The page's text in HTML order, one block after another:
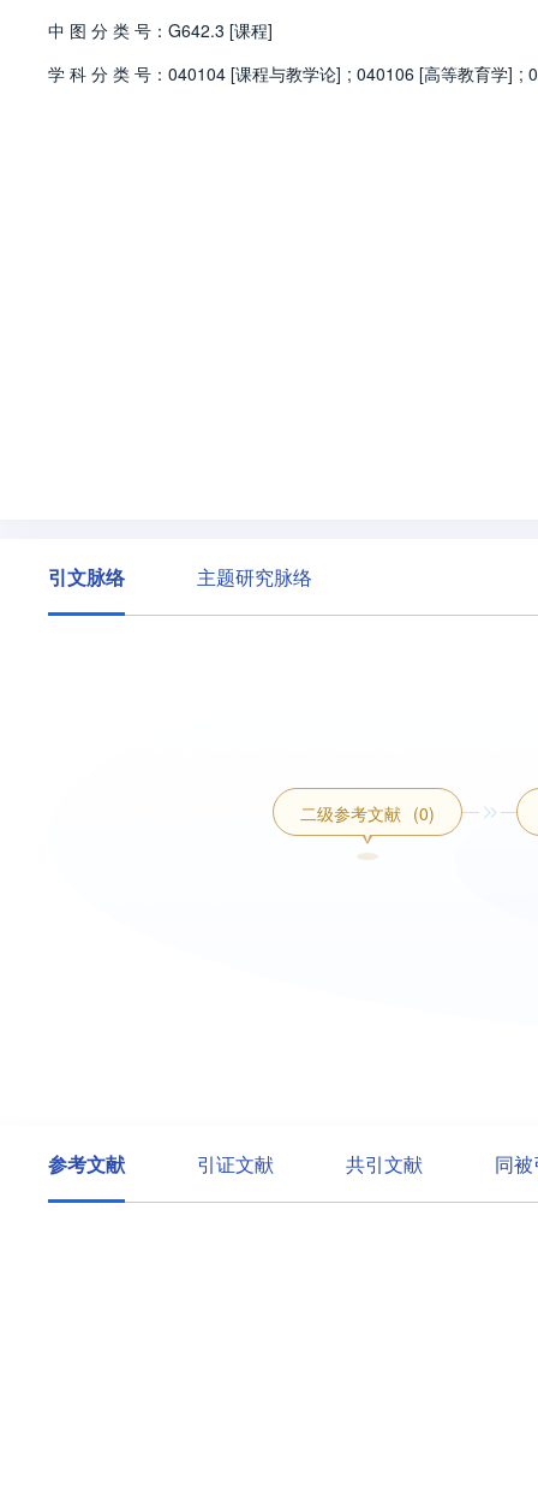
中 图 分 类 号： G642.3 [课程]
学 科 分 类 号： 040104 [课程与教学论] ; 040106 [高等教育学] ;
引文脉络 主题研究脉络
二级参考文献 (0)
参考文献 引证文献 共引文献 同